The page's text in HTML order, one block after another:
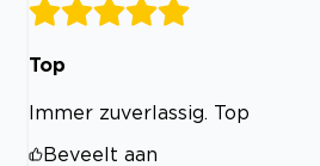
Top
Immer zuverlassig. Top
Beveelt aan